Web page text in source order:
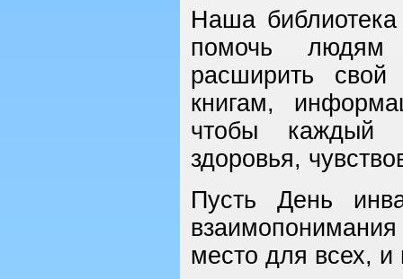
Наша библиотека
помочь людям
расширить
книгам,
чтобы каждый
здоровья,
Пусть День
место для всех, и